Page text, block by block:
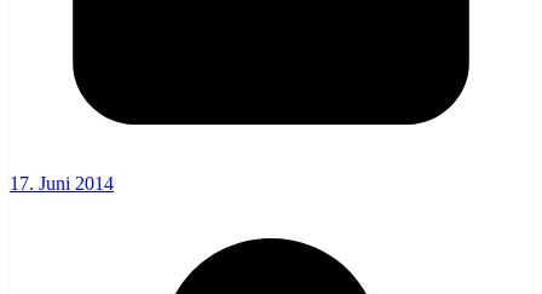
17. Juni 2014